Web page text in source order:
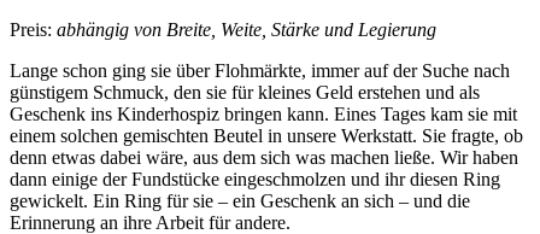
Preis: abhängig von Breite, Weite, Stärke und Legierung
Lange schon ging sie über Flohmärkte, immer auf der Suche nach
günstigem Schmuck, den sie für kleines Geld erstehen und als
Geschenk ins Kinderhospiz bringen kann. Eines Tages kam sie mit
einem solchen gemischten Beutel in unsere Werkstatt. Sie fragte, ob
denn etwas dabei wäre, aus dem sich was machen ließe. Wir haben
dann einige der Fundstücke eingeschmolzen und ihr diesen Ring
gewickelt. Ein Ring für sie – ein Geschenk an sich – und die
Erinnerung an ihre Arbeit für andere.